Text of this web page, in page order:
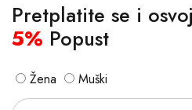
Pretplatite se i
5% Popust
Žena Muški